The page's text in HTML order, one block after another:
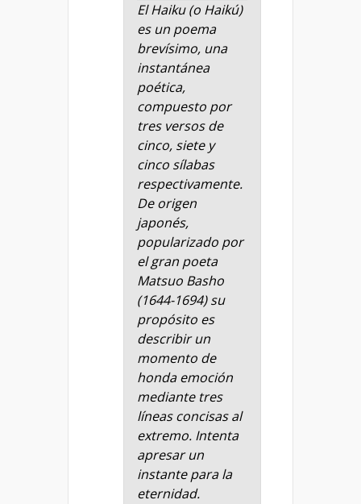
El Haiku (o Haikú)
es un poema
brevísimo, una
instantánea
poética,
compuesto por
tres versos de
cinco, siete y
cinco sílabas
respectivamente.
De origen
japonés,
popularizado por
el gran poeta
Matsuo Basho
(1644-1694) su
propósito es
describir un
momento de
honda emoción
mediante tres
líneas concisas al
extremo. Intenta
apresar un
instante para la
eternidad.